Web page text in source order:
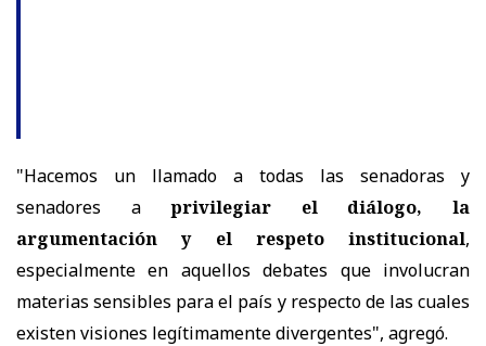
"Hacemos un llamado a todas las senadoras y
senadores aprivilegiar el diálogo, la
argumentación y el respeto institucional,
especialmente en aquellos debates que involucran
materias sensibles para el país y respecto de las cuales
existen visiones legítimamente divergentes", agregó.